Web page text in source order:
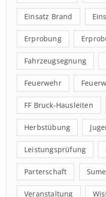
Einsatz Brand
Erprobung
Fahrzeugsegnung
Feuerwehr
FF Bruck-Hausleiten
Herbstübung
Leistungsprüfung
Parterschaft
Veranstaltung